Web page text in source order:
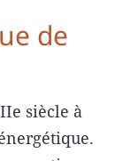
de
siècle à